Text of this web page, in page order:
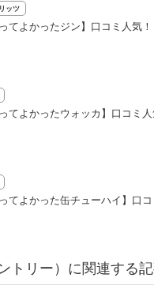
ッツ
ってよかったジン】口コミ人気
ってよかったウォッカ】口コミ
ってよかった缶チューハイ】口
トリー）に関連する